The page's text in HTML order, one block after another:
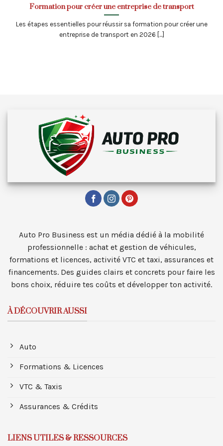
Formation pour créer une entreprise de transport
Les étapes essentielles pour réussir sa formation pour créer une
entreprise de transport en 2026 [...]
Auto Pro Business est un média dédié à la mobilité
professionnelle : achat et gestion de véhicules,
formations et licences, activité VTC et taxi, assurances et
financements. Des guides clairs et concrets pour faire les
bons choix, réduire tes coûts et développer ton activité.
À DÉCOUVRIR AUSSI
Auto
Formations & Licences
VTC & Taxis
Assurances & Crédits
LIENS UTILES & RESSOURCES